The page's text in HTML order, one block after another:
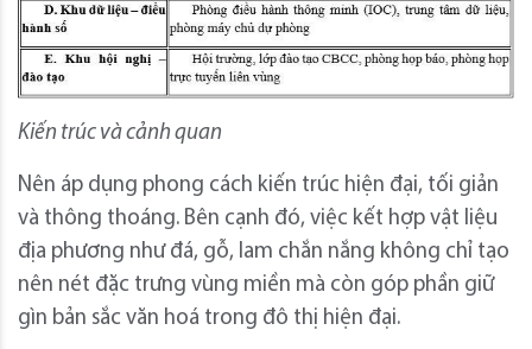
Kiến trúc và cảnh quan
Nên áp dụng phong cách kiến trúc hiện đại, tối giản
và thông thoáng. Bên cạnh đó, việc kết hợp vật liệu
địa phương như đá, gỗ, lam chắn nắng không chỉ tạo
nên nét đặc trưng vùng miền mà còn góp phần giữ
gìn bản sắc văn hoá trong đô thị hiện đại.